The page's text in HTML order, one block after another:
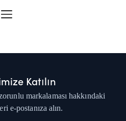
Katılın
markalaması hakkındaki
e-postanıza alın.